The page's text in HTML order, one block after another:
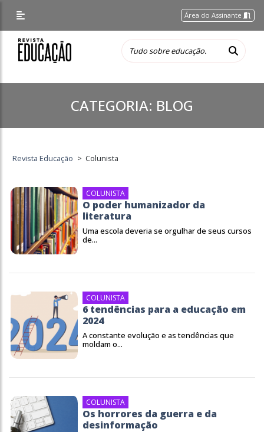
Área do Assinante
CATEGORIA: BLOG
Revista Educação > Colunista
COLUNISTA
O poder humanizador da
literatura
Uma escola deveria se orgulhar de seus cursos
de...
COLUNISTA
6 tendências para a educação em
2024
A constante evolução e as tendências que
moldam o...
COLUNISTA
Os horrores da guerra e da
desinformação